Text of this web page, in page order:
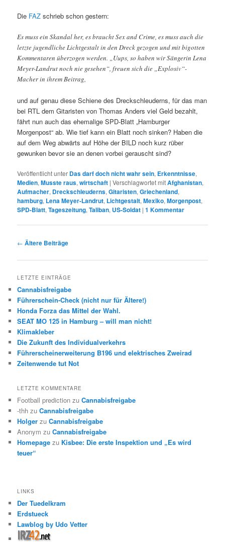
Die FAZ schrieb schon gestern:
Es muss ein Skandal her, es braucht Sex and Crime, es muss auch die
letzte jugendliche Lichtgestalt in den Dreck gezogen und mit bigotten
Kommentaren überzogen werden. „Uups, so haben wir Sängerin Lena
Meyer-Landrut noch nie gesehen“, freuen sich die „Explosiv“-
Macher in ihrem Beitrag,
und auf genau diese Schiene des Dreckschleuderns, für das man
bei RTL dem Gitaristen von Thomas Anders viel Geld bezahlt,
fährt nun auch das ehemalige SPD-Blatt „Hamburger
Morgenpost“ ab. Wie tief kann ein Blatt noch sinken? Haben die
auf dem Weg abwärts auf Höhe der BILD noch kurz rüber
gewunken bevor sie an denen vorbei gerauscht sind?
Veröffentlicht unter Das darf doch nicht wahr sein, Erkenntnisse,
Medien,Musste raus,wirtschaft |Verschlagwortet mitAfghanistan,
Aufmacher, Dreckschleuderns,Gitaristen,Griechenland,
hamburg, Lena Meyer-Landrut, Lichtgestalt,Mexiko,Morgenpost,
SPD-Blatt,Tageszeitung,Taliban, US-Soldat |1 Kommentar
Beitrags-
← Ältere Beiträge
LETZTE EINTRÄGE
Cannabisfreigabe
Führerschein-Check (nicht nur für Ältere!)
Honda Forza das Mittel der Wahl.
SEAT MO 125 in Hamburg – will man nicht!
Klimakleber
Die Zukunft des Individualverkehrs
Führerscheinerweiterung B196 und elektrisches Zweirad
Zeitenwende tut Not
LETZTE KOMMENTARE
Football prediction zuCannabisfreigabe
-thh zuCannabisfreigabe
Holger zuCannabisfreigabe
Anonym zuCannabisfreigabe
Homepage zu Kisbee: Die erste Inspektion und „Es wird
teuer“
LINKS
Der Tuedelkram
Erdstueck
Lawblog by Udo Vetter